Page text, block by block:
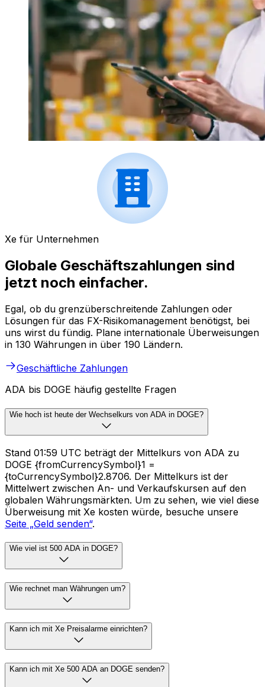
Xe für Unternehmen
Globale Geschäftszahlungen sind
jetzt noch einfacher.
Egal, ob du grenzüberschreitende Zahlungen oder
Lösungen für das FX-Risikomanagement benötigst, bei
uns wirst du fündig. Plane internationale Überweisungen
in 130 Währungen in über 190 Ländern.
Geschäftliche Zahlungen
ADA bis DOGE häufig gestellte Fragen
Wie hoch ist heute der Wechselkurs von ADA in DOGE?
Stand 01:59 UTC beträgt der Mittelkurs von ADA zu
DOGE {fromCurrencySymbol}1 =
{toCurrencySymbol}2.8706. Der Mittelkurs ist der
Mittelwert zwischen An- und Verkaufskursen auf den
globalen Währungsmärkten. Um zu sehen, wie viel diese
Überweisung mit Xe kosten würde, besuche unsere
Seite „Geld senden“.
Wie viel ist 500 ADA in DOGE?
Wie rechnet man Währungen um?
Kann ich mit Xe Preisalarme einrichten?
Kann ich mit Xe 500 ADA an DOGE senden?